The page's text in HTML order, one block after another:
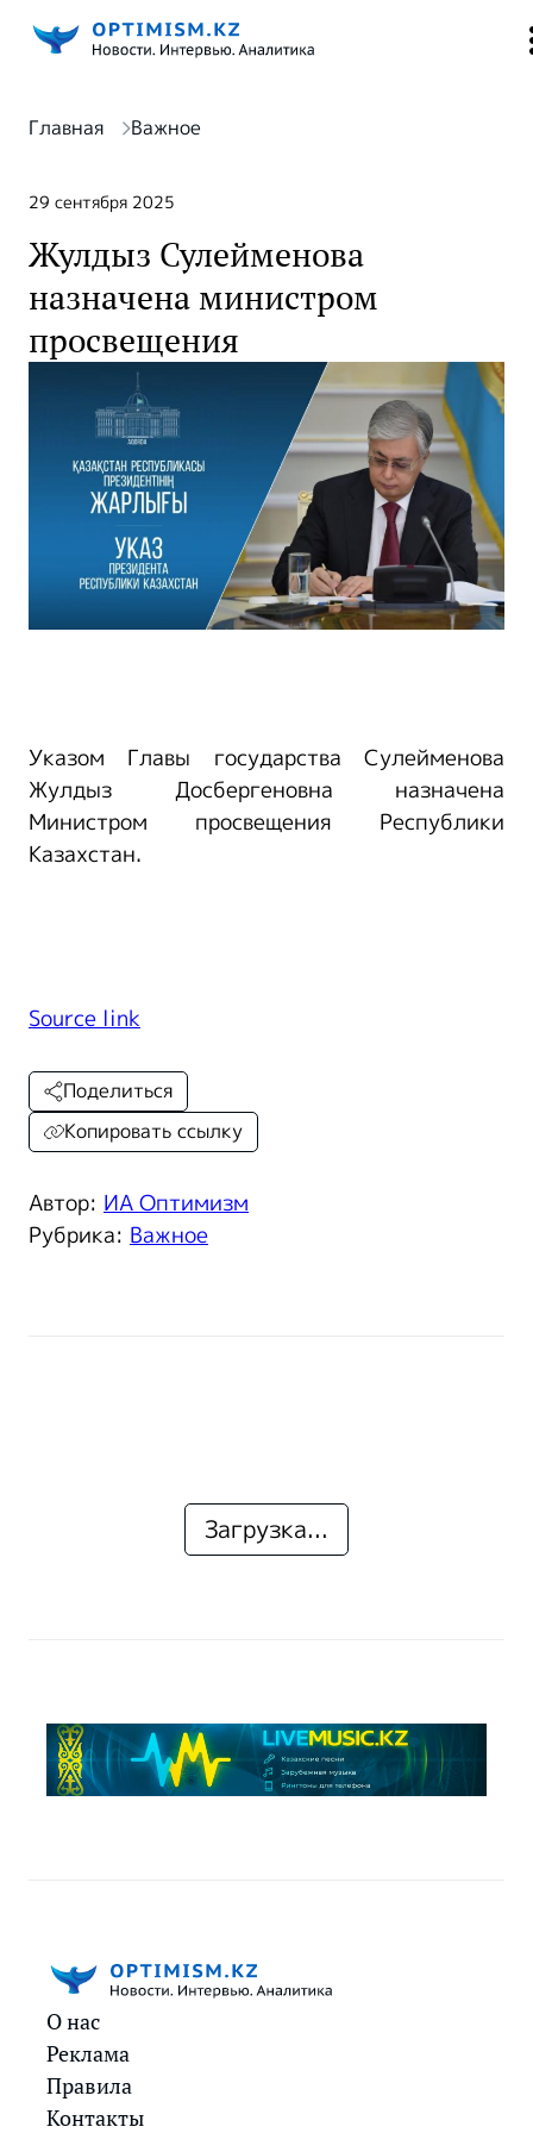
Главная Важное
29 сентября 2025
Жулдыз Сулейменова
назначена министром
просвещения
Указом Главы государства Сулейменова
Жулдыз Досбергеновна назначена
Министром просвещения Республики
Казахстан.
Source link
Автор: ИА Оптимизм
Рубрика: Важное
Поделиться
Копировать ссылку
Загрузка...
О нас
Реклама
Правила
Контакты